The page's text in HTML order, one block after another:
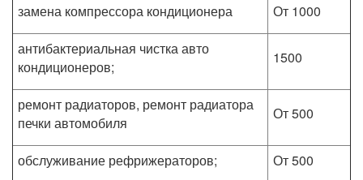
замена компрессора кондиционера
От 1000
антибактериальная чистка авто
кондиционеров;
1500
ремонт радиаторов, ремонт радиатора
печки автомобиля
От 500
обслуживание рефрижераторов;
От 500